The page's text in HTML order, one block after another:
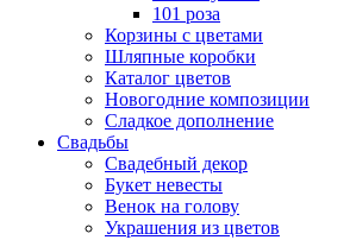
101 роза
Корзины с цветами
Шляпные коробки
Каталог цветов
Новогодние композиции
Сладкое дополнение
Свадьбы
Свадебный декор
Букет невесты
Венок на голову
Украшения из цветов